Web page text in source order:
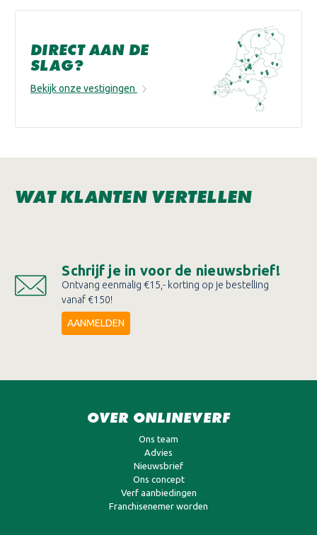
DIRECT AAN DE
SLAG?
Bekijk onze vestigingen
WAT KLANTEN VERTELLEN
Schrijf je in voor de nieuwsbrief!
Ontvang eenmalig €15,- korting op je bestelling
vanaf €150!
AANMELDEN
OVER ONLINEVERF
Ons team
Advies
Nieuwsbrief
Ons concept
Verf aanbiedingen
Franchisenemer worden